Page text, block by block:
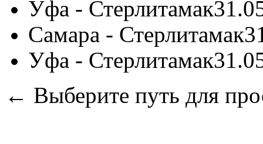
Уфа - Стерлитамак
Самара - Стерлитамак
Уфа - Стерлитамак
← Выберите путь для